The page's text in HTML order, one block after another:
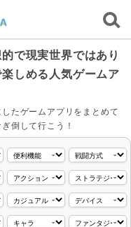
で現実世界ではあり
しめる人気ゲームア
たゲームアプリをまとめて
倒して行こう！